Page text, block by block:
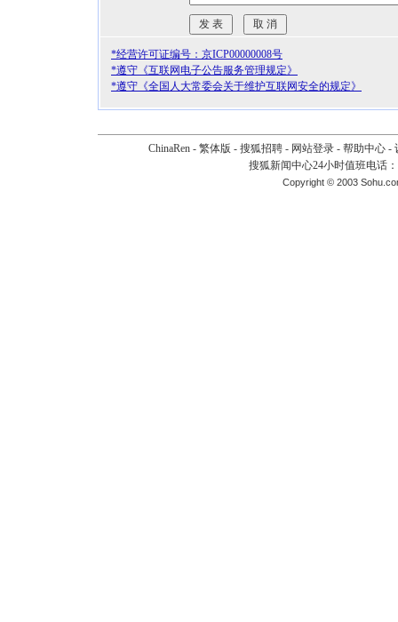
*经营许可证编号：京ICP00000008号
*遵守《互联网电子公告服务管理规定》
*遵守《全国人大常委会关于维护互联网安全的规定》
ChinaRen - 繁体版 - 搜狐招聘 - 网站登录 - 帮助中心 -
搜狐新闻中心24小时值班电话
Copyright © 2003